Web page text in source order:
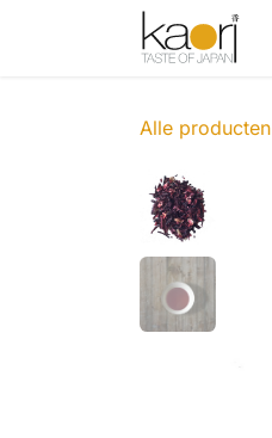
Overslaan naar inhoud
Alle producten